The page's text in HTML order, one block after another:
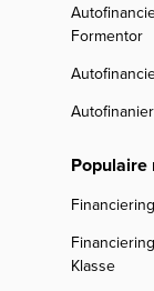
Formentor
Populaire
Klasse